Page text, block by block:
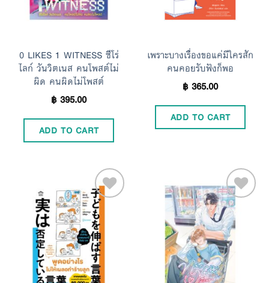
0 LIKES 1 WITNESS ซีโร่
ไลก์ วันวิตเนส คนโพสต์ไม่
ผิด คนผิดไม่โพสต์
฿395.00
ADD TO CART
เพราะบางเรื่องขอแค่มีใครสัก
คนคอยรับฟังก็พอ
฿365.00
ADD TO CART
Add to
Wishlist
Add to
Wishlist